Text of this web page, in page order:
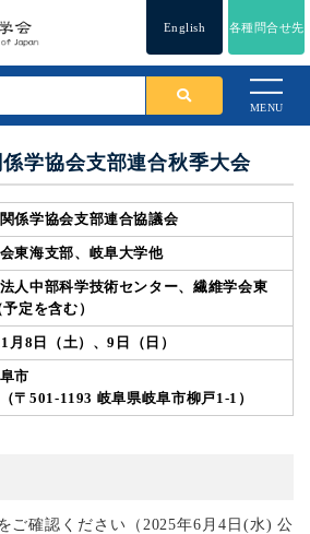
English 各種問合せ先
MENU
学協会支部連合秋季大会
係学協会支部連合協議会
東海支部、岐阜大学他
人中部科学技術センター、繊維学会東
定を含む）
月8日（土）、9日（日）
市
〒501-1193 岐阜県岐阜市柳戸1-1）
ご確認ください（2025年6月4日(水) 公